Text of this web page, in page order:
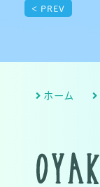
< PREV
ホーム